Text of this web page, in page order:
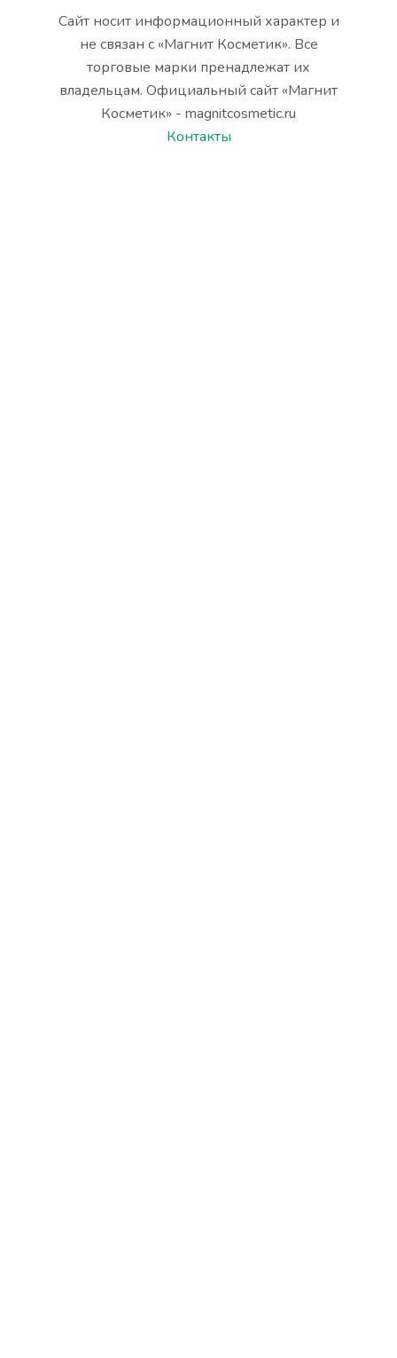
Сайт носит информационный характер и
не связан с «Магнит Косметик». Все
торговые марки пренадлежат их
владельцам. Официальный сайт «Магнит
Косметик» - magnitcosmetic.ru
Контакты